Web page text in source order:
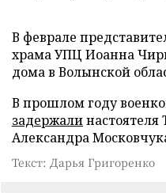
В феврале
храма УПЦ Иоанна
дома в Волынской
В прошлом году
задержалинастоятеля
Александра
Текст: Дарья Григоренко